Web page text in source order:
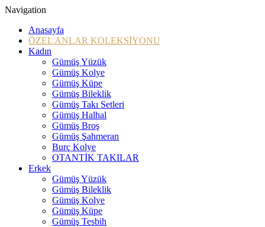
Navigation
Anasayfa
ÖZEL ANLAR KOLEKSİYONU
Kadın
Gümüş Yüzük
Gümüş Kolye
Gümüş Küpe
Gümüş Bileklik
Gümüş Takı Setleri
Gümüş Halhal
Gümüş Broş
Gümüş Şahmeran
Burç Kolye
OTANTİK TAKILAR
Erkek
Gümüş Yüzük
Gümüş Bileklik
Gümüş Kolye
Gümüş Küpe
Gümüş Tesbih